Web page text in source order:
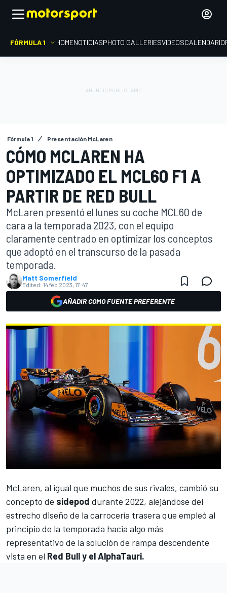
FÓRMULA 1 HOMENOTICIASPHOTO GALLERIESVIDEOSCALENDARIO
Fórmula 1 Presentación McLaren
CÓMO MCLAREN HA
OPTIMIZADO EL MCL60 F1 A
PARTIR DE RED BULL
McLaren presentó el lunes su coche MCL60 de
cara a la temporada 2023, con el equipo
claramente centrado en optimizar los conceptos
que adoptó en el transcurso de la pasada
temporada.
Matt Somerfield
Edited: 14 feb 2023, 17:47
AÑADIR COMO FUENTE PREFERENTE
McLaren, al igual que muchos de sus rivales, cambió su
concepto de sidepod durante 2022, alejándose del
estrecho diseño de la carrocería trasera que empleó al
principio de la temporada hacia algo más
representativo de la solución de rampa descendente
vista en el Red Bull y el AlphaTauri.